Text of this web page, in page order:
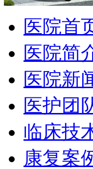
医院首
医院简
医院新
医护团
临床技
康复案